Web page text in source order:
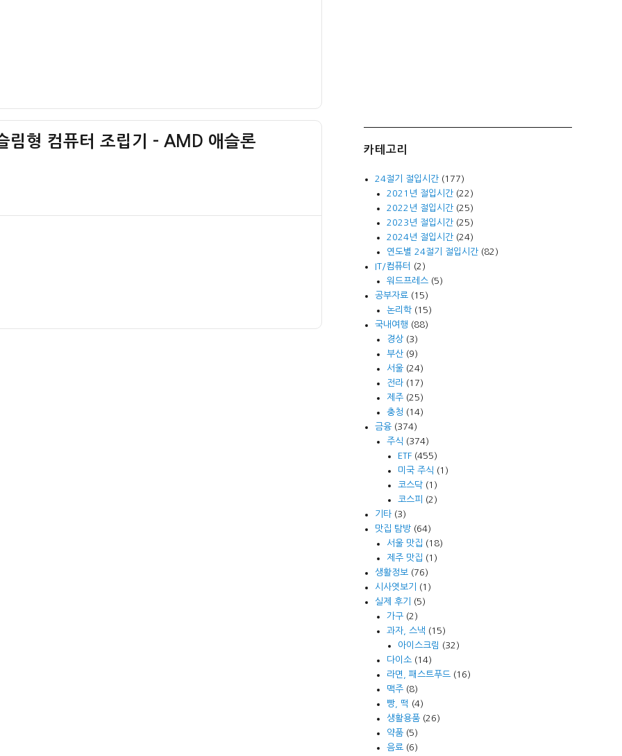
림형 컴퓨터 조립기 – AMD 애슬론
카테고리
24절기 절입시간 (177)
2021년 절입시간(22)
2022년 절입시간(25)
2023년 절입시간(25)
2024년 절입시간(24)
연도별 24절기 절입시간(82)
IT/컴퓨터
(2)
워드프레스(5)
공부자료 (15)
논리학(15)
국내여행 (88)
경상(3)
부산(9)
서울(24)
전라(17)
제주(25)
충청 (14)
금융 (374)
주식 (374)
ETF(455)
미국 주식 (1)
코스닥(1)
코스피
(2)
기타 (3)
맛집 탐방 (64)
서울 맛집 (18)
제주 맛집 (1)
생활정보 (76)
시사엿보기
(1)
실제 후기
(5)
가구(2)
과자, 스낵 (15)
아이스크림 (32)
다이소(14)
라면, 패스트푸드(16)
맥주(8)
빵, 떡 (4)
생활용품(26)
약품(5)
음료(6)